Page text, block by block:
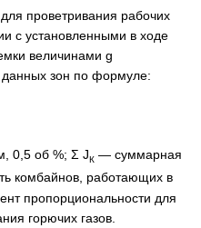
проветривания рабочих
с установленными в ходе
величинами g
данных зон по формуле:
0,5 об %; Σ JК — суммарная
комбайнов, работающих в
пропорциональности для
горючих газов.